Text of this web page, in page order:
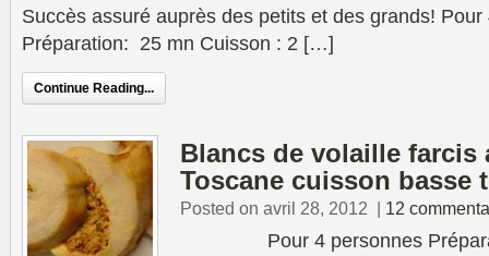
Succès assuré auprès des petits et des grands!
Préparation: 25 mn Cuisson : 2 […]
Continue Reading...
Blancs de volaille farcis
Toscane cuisson basse
Posted on avril 28, 2012 | 12
Pour 4 personnes